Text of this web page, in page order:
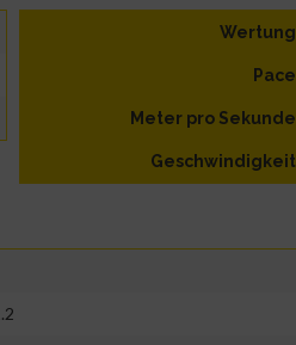
Wertung
Pace
Meter pro Sekunde
Geschwindigkeit